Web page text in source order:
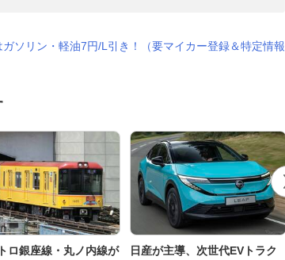
ソリン・軽油7円/L引き！（要マイカー登録＆特定情報
ロ銀座線・丸ノ内線が
日産が主導、次世代EVトラク